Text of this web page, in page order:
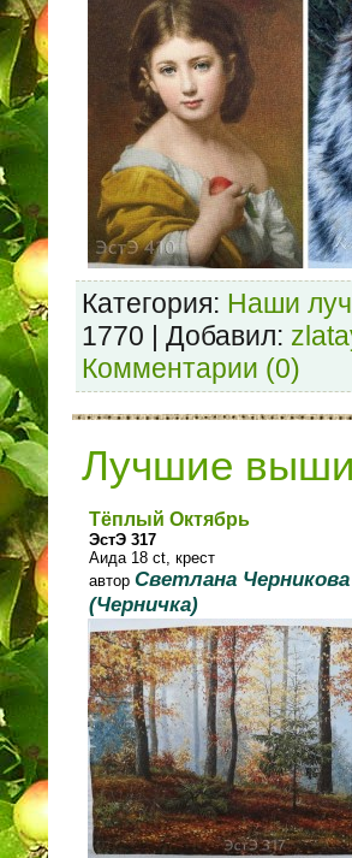
Категория: Наши
1770 | Добавил:
Комментарии (0)
Лучшие
Тёплый Октябрь
ЭстЭ 317
Аида 18 ct, крест
автор Светлана Черникова
(Черничка)